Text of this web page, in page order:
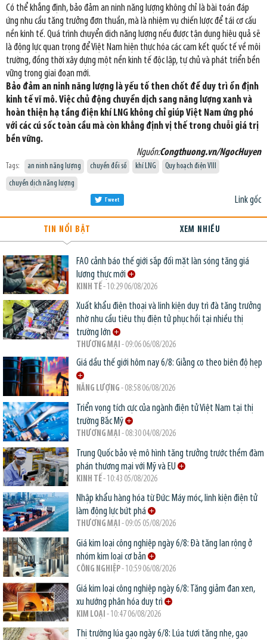
Có thể khẳng định, bảo đảm an ninh năng lượng không chỉ là bài toán đáp
ứng nhu cầu tăng trưởng đơn thuần, mà là nhiệm vụ chiến lược để tái cơ cấu
nền kinh tế. Quá trình chuyển dịch năng lượng nếu được tận dụng hiệu quả sẽ
là động lực quan trọng để Việt Nam hiện thực hóa các cam kết quốc tế về môi
trường, đồng thời xây dựng một nền kinh tế độc lập, tự chủ và phát triển bền
vững trong giai đoạn mới.
Bảo đảm an ninh năng lượng là yếu tố then chốt để duy trì ổn định
kinh tế vĩ mô. Việc chủ động chuyển dịch sang năng lượng xanh và
hoàn thiện hạ tầng điện khí LNG không chỉ giúp Việt Nam ứng phó
với các cú sốc toàn cầu mà còn khẳng định vị thế trong chuỗi giá trị
bền vững.
Nguồn:Congthuong.vn/NgocHuyen
Tags: an ninh năng lượng chuyển đổi số khí LNG
Quy hoạch điện VIII
chuyển dịch năng lượng
Link gốc
Tweet
TIN NỔI BẬT XEM NHIỀU
FAO cảnh báo thế giới sắp đối mặt làn sóng tăng giá
lương thực mới
KINH TẾ- 10:29 06/08/2026
Xuất khẩu điện thoại và linh kiện duy trì đà tăng trưởng
nhờ nhu cầu tiêu thụ điện tử phục hồi tại nhiều thị
trường lớn
THƯƠNG MẠI - 09:06 06/08/2026
Giá dầu thế giới hôm nay 6/8: Giằng co theo biên độ hẹp
NĂNG LƯỢNG - 08:58 06/08/2026
Triển vọng tích cực của ngành điện tử Việt Nam tại thị
trường Bắc Mỹ
THƯƠNG MẠI - 08:30 04/08/2026
Trung Quốc bảo vệ mô hình tăng trưởng trước thềm đàm
phán thương mại với Mỹ và EU
KINH TẾ- 10:43 05/08/2026
Nhập khẩu hàng hóa từ Đức: Máy móc, linh kiện điện tử
làm động lực bứt phá
THƯƠNG MẠI - 09:05 05/08/2026
Giá kim loại công nghiệp ngày 6/8: Đà tăng lan rộng ở
nhóm kim loại cơ bản
CÔNG NGHIỆP- 10:59 06/08/2026
Giá kim loại công nghiệp ngày 6/8: Tăng giảm đan xen,
xu hướng phân hóa duy trì
KIM LOẠI - 10:47 06/08/2026
Thị trường lúa gạo ngày 6/8: Lúa tươi tăng nhẹ, gạo